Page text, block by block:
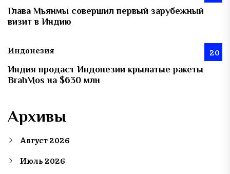
Глава Мьянмы совершил первый зарубежный
визит в Индию
Индонезия 20
Индия продаст Индонезии крылатые ракеты
BrahMos на $630 млн
Архивы
Август 2026
Июль 2026